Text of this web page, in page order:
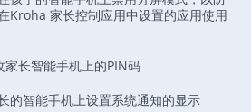
Kroha 家长控制应用中设置的应用使用
家长智能手机上的PIN码
的智能手机上设置系统通知的显示